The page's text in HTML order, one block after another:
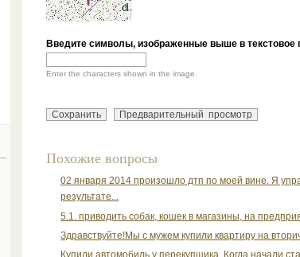
Введите символы, изображенные выше в текстовое
Enter the characters shown in the image.
Похожие вопросы
02 января 2014 произошло дтп по моей вине. Я
результате...
5.1. приводить собак, кошек в магазины, на
Здравствуйте!Мы с мужем купили квартиру на
Купили автомобиль у перекупщика. Когда начали